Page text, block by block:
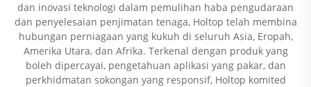
dan inovasi teknologi dalam pemulihan haba pengudaraan
dan penyelesaian penjimatan tenaga, Holtop telah membina
hubungan perniagaan yang kukuh di seluruh Asia, Eropah,
Amerika Utara, dan Afrika. Terkenal dengan produk yang
boleh dipercayai, pengetahuan aplikasi yang pakar, dan
perkhidmatan sokongan yang responsif, Holtop komited